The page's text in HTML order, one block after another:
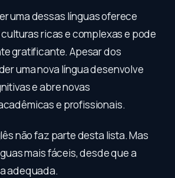
uma dessas línguas oferece
ricas e complexas e pode
gratificante. Apesar dos
uma nova língua desenvolve
e abre novas
e profissionais.
não faz parte desta lista. Mas
mais fáceis, desde que a
adequada.